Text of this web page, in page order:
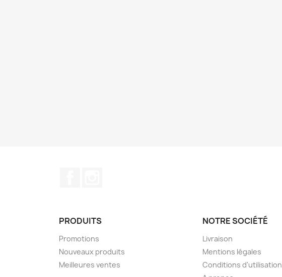
PRODUITS
Promotions
Nouveaux produits
Meilleures ventes
NOTRE SOCIÉTÉ
Livraison
Mentions légales
Conditions d'utilisation